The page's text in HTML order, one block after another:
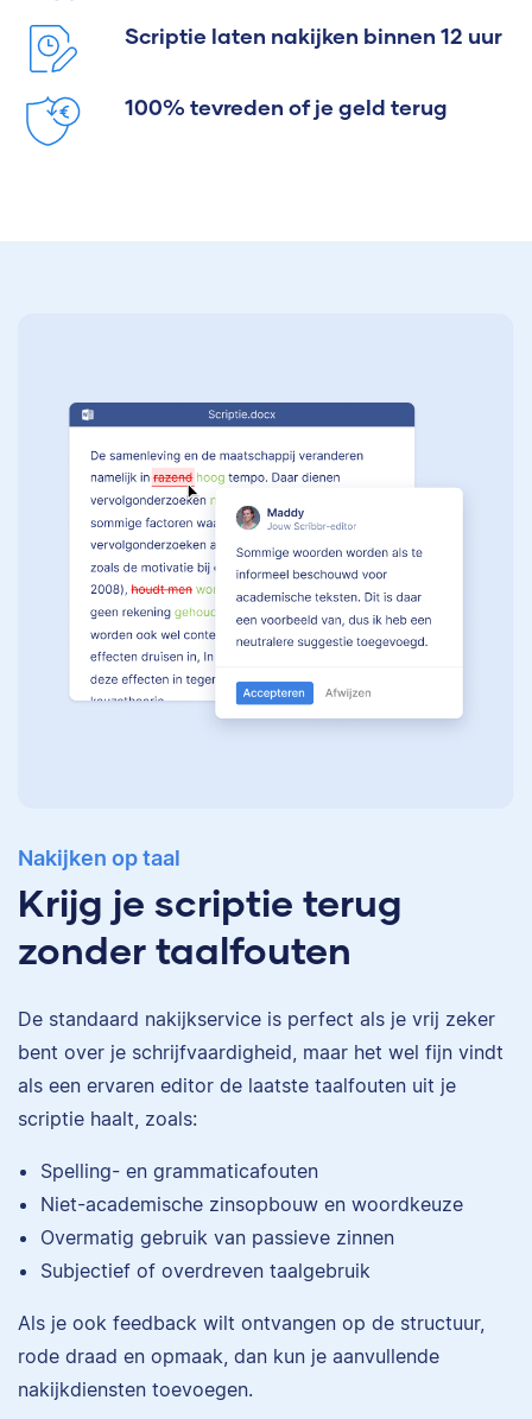
Scriptie laten nakijken binnen 12 uur
100% tevreden of je geld terug
Nakijken op taal
Krijg je scriptie terug
zonder taalfouten
De standaard nakijkservice is perfect als je vrij zeker
bent over je schrijfvaardigheid, maar het wel fijn vindt
als een ervaren editor de laatste taalfouten uit je
scriptie haalt, zoals:
Spelling- en grammaticafouten
Niet-academische zinsopbouw en woordkeuze
Overmatig gebruik van passieve zinnen
Subjectief of overdreven taalgebruik
Als je ook feedback wilt ontvangen op de structuur,
rode draad en opmaak, dan kun je aanvullende
nakijkdiensten toevoegen.
Eva is journalist en
werkt als senior editor
meer dan 2,5 miljoen